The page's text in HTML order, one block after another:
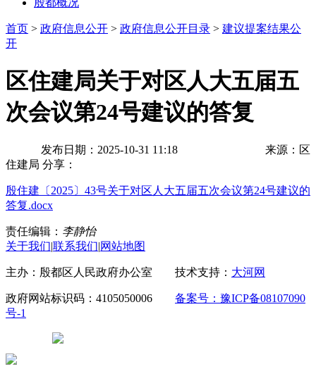
首页 > 政府信息公开 > 政府信息公开目录 > 建议提案结果公
开
区住建局关于对区人大五届五
次会议第24号建议的答复
发布日期：2025-10-31 11:18
来源：区
住建局 分享：
殷住建〔2025〕43号关于对区人大五届五次会议第24号建议的
答复.docx
责任编辑： 李静怡
关于我们|联系我们|网站地图
主办：殷都区人民政府办公室 技术支持： 大河网
政府网站标识码：4105050006 备案号：豫ICP备08107090
号-1